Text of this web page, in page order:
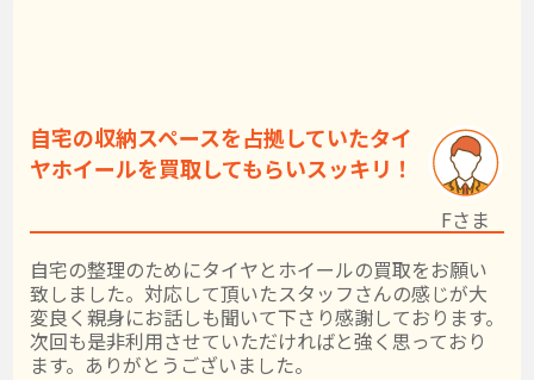
自宅の収納スペースを占拠していたタイ
ヤホイールを買取してもらいスッキリ！
自宅の整理のためにタイヤとホイールの買取をお願い
致しました。対応して頂いたスタッフさんの感じが大
変良く親身にお話しも聞いて下さり感謝しております。
次回も是非利用させていただければと強く思っており
ます。ありがとうございました。
Fさま